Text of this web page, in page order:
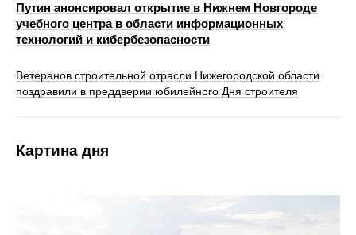
Путин анонсировал открытие в Нижнем Новгороде
учебного центра в области информационных
технологий и кибербезопасности
Ветеранов строительной отрасли Нижегородской области
поздравили в преддверии юбилейного Дня строителя
Картина дня